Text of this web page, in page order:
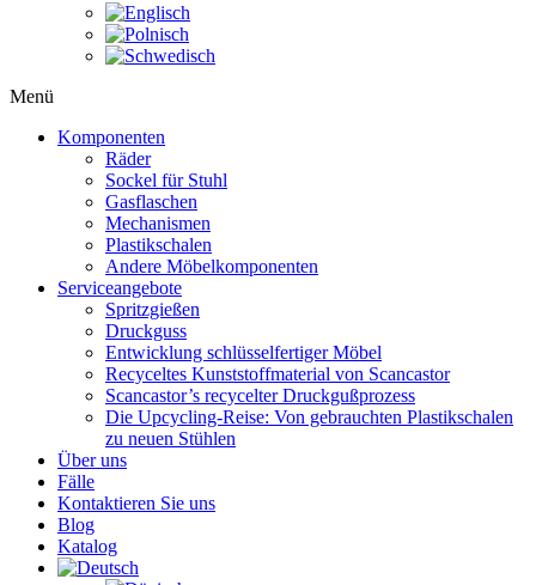
Menü
Komponenten
Räder
Sockel für Stuhl
Gasflaschen
Mechanismen
Plastikschalen
Andere Möbelkomponenten
Serviceangebote
Spritzgießen
Druckguss
Entwicklung schlüsselfertiger Möbel
Recyceltes Kunststoffmaterial von Scancastor
Scancastor’s recycelter Druckgußprozess
Die Upcycling-Reise: Von gebrauchten Plastikschalen
zu neuen Stühlen
Über uns
Fälle
Kontaktieren Sie uns
Blog
Katalog